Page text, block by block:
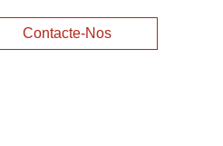
Contacte-Nos